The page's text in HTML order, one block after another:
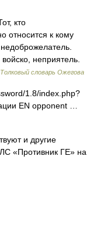
кто
относится к кому
неприятель.
Толковый словарь Ожегова
1.8/index.php?
EN opponent …
и другие
«Противник ГЕ» на